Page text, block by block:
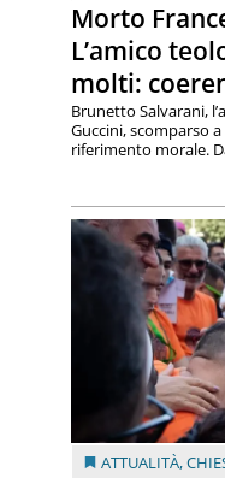
Morto
L’amico
molti:
Brunetto Salvarani,
Guccini, scomparso
riferimento morale.
ATTUALITÀ,